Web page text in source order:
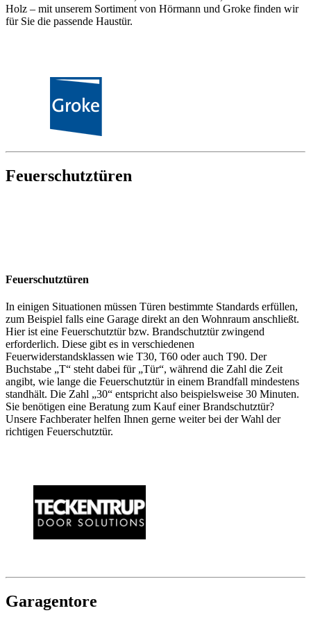
Holz – mit unserem Sortiment von Hörmann und Groke finden wir
für Sie die passende Haustür.
Feuerschutztüren
Feuerschutztüren
In einigen Situationen müssen Türen bestimmte Standards erfüllen,
zum Beispiel falls eine Garage direkt an den Wohnraum anschließt.
Hier ist eine Feuerschutztür bzw. Brandschutztür zwingend
erforderlich. Diese gibt es in verschiedenen
Feuerwiderstandsklassen wie T30, T60 oder auch T90. Der
Buchstabe „T“ steht dabei für „Tür“, während die Zahl die Zeit
angibt, wie lange die Feuerschutztür in einem Brandfall mindestens
standhält. Die Zahl „30“ entspricht also beispielsweise 30 Minuten.
Sie benötigen eine Beratung zum Kauf einer Brandschutztür?
Unsere Fachberater helfen Ihnen gerne weiter bei der Wahl der
richtigen Feuerschutztür.
Garagentore